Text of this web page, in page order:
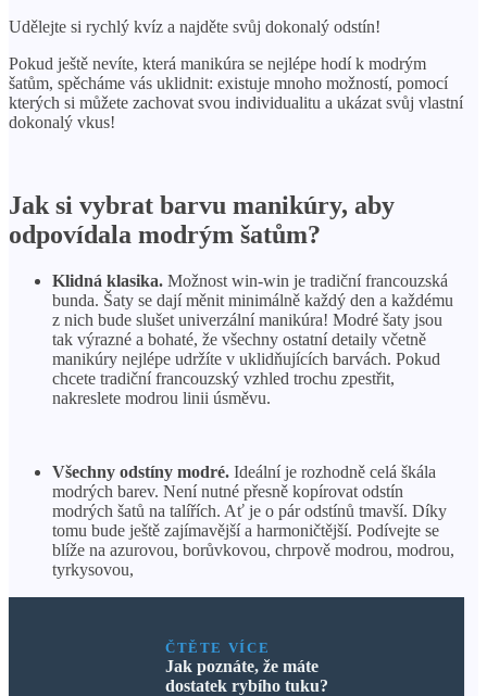
Udělejte si rychlý kvíz a najděte svůj dokonalý odstín!
Pokud ještě nevíte, která manikúra se nejlépe hodí k modrým
šatům, spěcháme vás uklidnit: existuje mnoho možností, pomocí
kterých si můžete zachovat svou individualitu a ukázat svůj vlastní
dokonalý vkus!
Jak si vybrat barvu manikúry, aby
odpovídala modrým šatům?
Klidná klasika. Možnost win-win je tradiční francouzská
bunda. Šaty se dají měnit minimálně každý den a každému
z nich bude slušet univerzální manikúra! Modré šaty jsou
tak výrazné a bohaté, že všechny ostatní detaily včetně
manikúry nejlépe udržíte v uklidňujících barvách. Pokud
chcete tradiční francouzský vzhled trochu zpestřit,
nakreslete modrou linii úsměvu.
Všechny odstíny modré. Ideální je rozhodně celá škála
modrých barev. Není nutné přesně kopírovat odstín
modrých šatů na talířích. Ať je o pár odstínů tmavší. Díky
tomu bude ještě zajímavější a harmoničtější. Podívejte se
blíže na azurovou, borůvkovou, chrpově modrou, modrou,
tyrkysovou,
ČTĚTE VÍCE
Jak poznáte, že máte
dostatek rybího tuku?